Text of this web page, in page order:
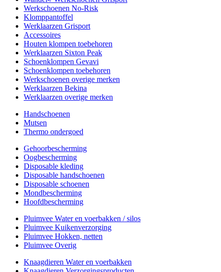
Werkschoenen No-Risk
Klomppantoffel
Werklaarzen Grisport
Accessoires
Houten klompen toebehoren
Werklaarzen Sixton Peak
Schoenklompen Gevavi
Schoenklompen toebehoren
Werkschoenen overige merken
Werklaarzen Bekina
Werklaarzen overige merken
Handschoenen
Mutsen
Thermo ondergoed
Gehoorbescherming
Oogbescherming
Disposable kleding
Disposable handschoenen
Disposable schoenen
Mondbescherming
Hoofdbescherming
Pluimvee Water en voerbakken / silos
Pluimvee Kuikenverzorging
Pluimvee Hokken, netten
Pluimvee Overig
Knaagdieren Water en voerbakken